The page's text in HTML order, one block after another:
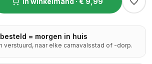
= morgen in huis
verstuurd, naar elke carnavalsstad of -dorp.